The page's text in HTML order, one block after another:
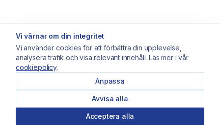
Vi värnar om din integritet
Vi använder cookies för att förbättra din upplevelse,
analysera trafik och visa relevant innehåll. Läs mer i vår
cookiepolicy.
Anpassa
Avvisa alla
Acceptera alla